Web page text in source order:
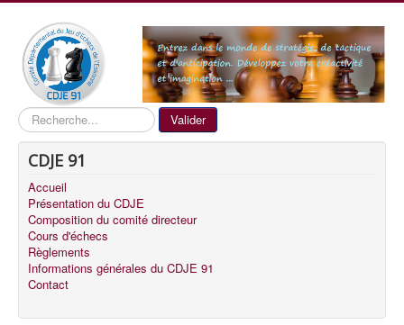
Recherche Valider
CDJE 91
Accueil
Présentation du CDJE
Composition du comité directeur
Cours d'échecs
Règlements
Informations générales du CDJE 91
Contact